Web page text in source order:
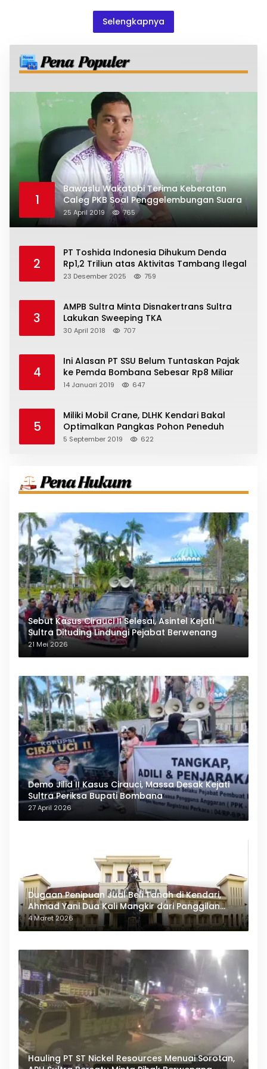
Selengkapnya
1
Bawaslu Wakatobi Terima Keberatan
Caleg PKB Soal Penggelembungan Suara
25 April 2019 765
2
PT Toshida Indonesia Dihukum Denda
Rp1,2 Triliun atas Aktivitas Tambang Ilegal
23 Desember 2025 759
3
AMPB Sultra Minta Disnakertrans Sultra
Lakukan Sweeping TKA
30 April 2018 707
4
Ini Alasan PT SSU Belum Tuntaskan Pajak
ke Pemda Bombana Sebesar Rp8 Miliar
14 Januari 2019 647
5
Miliki Mobil Crane, DLHK Kendari Bakal
Optimalkan Pangkas Pohon Peneduh
5 September 2019 622
Sebut Kasus Cirauci II Selesai, Asintel Kejati
Sultra Dituding Lindungi Pejabat Berwenang
21 Mei 2026
Demo Jilid II Kasus Cirauci, Massa Desak Kejati
Sultra Periksa Bupati Bombana
27 April 2026
Dugaan Penipuan Jual Beli Tanah di Kendari,
Ahmad Yani Dua Kali Mangkir dari Panggilan
Polda Sultra
4 Maret 2026
Hauling PT ST Nickel Resources Menuai Sorotan,